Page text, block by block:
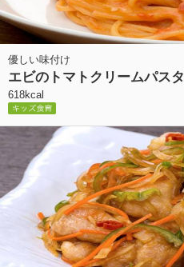
優しい味付け
エビのトマトクリームパスタ
618kcal